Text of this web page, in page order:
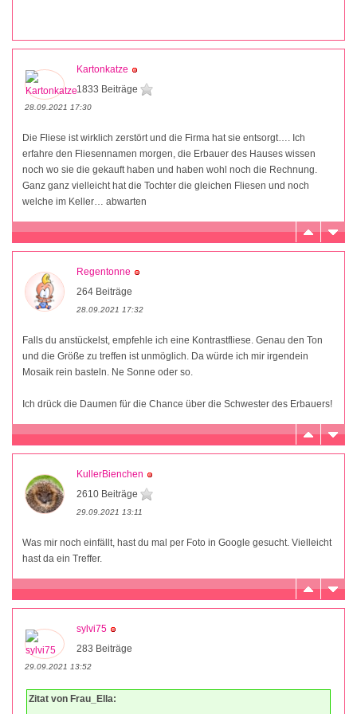
Kartonkatze
1833 Beiträge
28.09.2021 17:30
Die Fliese ist wirklich zerstört und die Firma hat sie entsorgt…. Ich
erfahre den Fliesennamen morgen, die Erbauer des Hauses wissen
noch wo sie die gekauft haben und haben wohl noch die Rechnung.
Ganz ganz vielleicht hat die Tochter die gleichen Fliesen und noch
welche im Keller… abwarten
Regentonne
264 Beiträge
28.09.2021 17:32
Falls du anstückelst, empfehle ich eine Kontrastfliese. Genau den Ton
und die Größe zu treffen ist unmöglich. Da würde ich mir irgendein
Mosaik rein basteln. Ne Sonne oder so.
Ich drück die Daumen für die Chance über die Schwester des Erbauers!
KullerBienchen
2610 Beiträge
29.09.2021 13:11
Was mir noch einfällt, hast du mal per Foto in Google gesucht. Vielleicht
hast da ein Treffer.
sylvi75
283 Beiträge
29.09.2021 13:52
Zitat von Frau_Ella: